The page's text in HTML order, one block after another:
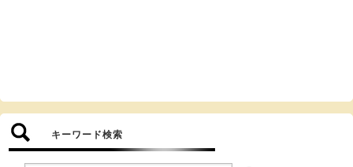
キーワード検索